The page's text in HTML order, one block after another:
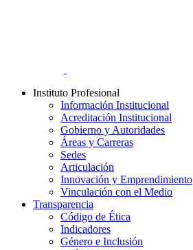
Instituto Profesional
Información Institucional
Acreditación Institucional
Gobierno y Autoridades​
Áreas y Carreras
Sedes
Articulación
Innovación y Emprendimiento
Vinculación con el Medio
Transparencia
Código de Ética
Indicadores
Género e Inclusión